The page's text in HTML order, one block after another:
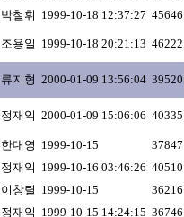
박철휘 1999-10-18 12:37:27 45646
조용일 1999-10-18 20:21:13 46222
류지형 2000-01-09 13:56:04 39520
정재익 2000-01-09 15:06:06 40335
한대영 1999-10-15
37847
정재익 1999-10-16 03:46:26 40510
이창렬 1999-10-15
36216
정재익 1999-10-15 14:24:15 36746